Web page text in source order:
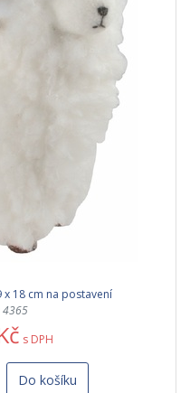
x 18 cm na postavení
4365
s DPH
Do košíku